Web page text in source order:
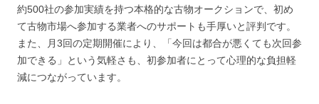
約500社の参加実績を持つ本格的な古物オークションで、初め
て古物市場へ参加する業者へのサポートも手厚いと評判です。
また、月3回の定期開催により、「今回は都合が悪くても次回参
加できる」という気軽さも、初参加者にとって心理的な負担軽
減につながっています。